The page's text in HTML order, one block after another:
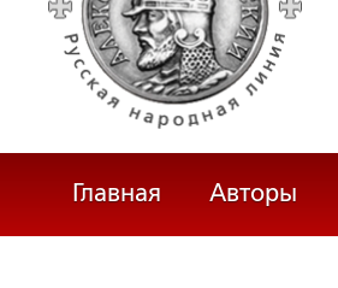
Главная Авторы